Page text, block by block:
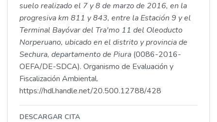
suelo realizado el 7 y 8 de marzo de 2016, en la
progresiva km 811 y 843, entre la Estación 9 y el
Terminal Bayóvar del Tra'mo 11 del Oleoducto
Norperuano, ubicado en el distrito y provincia de
Sechura, departamento de Piura (0086-2016-
OEFA/DE-SDCA). Organismo de Evaluación y
Fiscalización Ambiental.
https://hdl.handle.net/20.500.12788/428
DESCARGAR CITA